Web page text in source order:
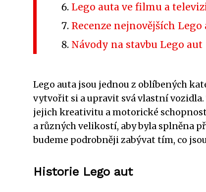
Lego auta ve filmu a
Recenze nejnovějších Lego
Návody na stavbu Lego aut
Lego auta jsou jednou z oblíbených
vytvořit si a upravit svá vlastní
jejich kreativitu a motorické
a různých velikostí, aby byla splněna
budeme podrobněji zabývat tím, co
Historie Lego aut